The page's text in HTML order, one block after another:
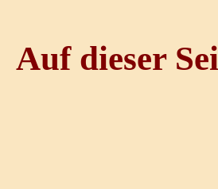
Auf dieser